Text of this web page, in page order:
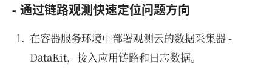
- 通过链路观测快速定位问题方向
在容器服务环境中部署观测云的数据采集器 -
DataKit，接入应用链路和日志数据。